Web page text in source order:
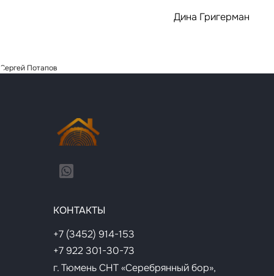
Дина Григерман
Сергей Потапов
+7 922 301-30-73
+7 (3452) 914-153
г. Тюмень СНТ «Серебрянный бор»,
КОНТАКТЫ